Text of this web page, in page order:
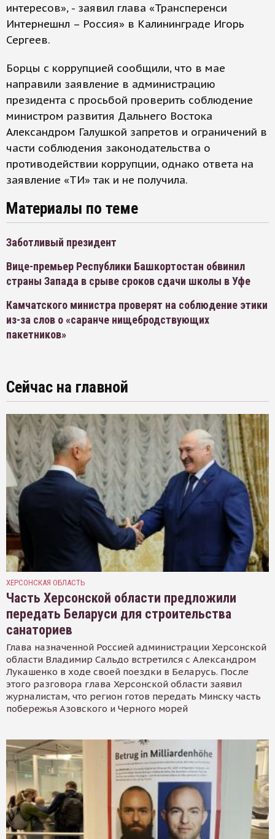
интересов», - заявил глава «Трансперенси
Интернешнл – Россия» в Калининграде Игорь
Сергеев.
Борцы с коррупцией сообщили, что в мае
направили заявление в администрацию
президента с просьбой проверить соблюдение
министром развития Дальнего Востока
Александром Галушкой запретов и ограничений в
части соблюдения законодательства о
противодействии коррупции, однако ответа на
заявление «ТИ» так и не получила.
Материалы по теме
Заботливый президент
Вице-премьер Республики Башкортостан обвинил
страны Запада в срыве сроков сдачи школы в Уфе
Камчатского министра проверят на соблюдение этики
из-за слов о «саранче нищебродствующих
пакетников»
Сейчас на главной
ХЕРСОНСКАЯ ОБЛАСТЬ
Часть Херсонской области предложили
передать Беларуси для строительства
санаториев
Глава назначенной Россией администрации Херсонской
области Владимир Сальдо встретился с Александром
Лукашенко в ходе своей поездки в Беларусь. После
этого разговора глава Херсонской области заявил
журналистам, что регион готов передать Минску часть
побережья Азовского и Черного морей